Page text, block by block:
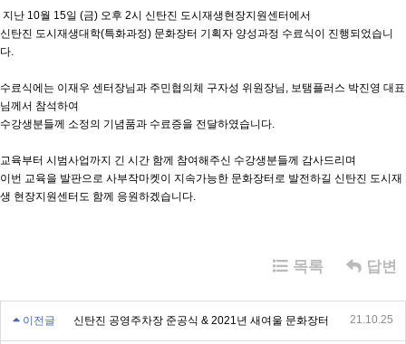
지난 10월 15일 (금) 오후 2시 신탄진 도시재생현장지원센터에서
신탄진 도시재생대학(특화과정) 문화장터 기획자 양성과정 수료식이 진행되었습니
다.
수료식에는 이재우 센터장님과 주민협의체 구자성 위원장님, 보탬플러스 박진영 대표
님께서 참석하여
수강생분들께 소정의 기념품과 수료증을 전달하였습니다.
교육부터 시범사업까지 긴 시간 함께 참여해주신 수강생분들께 감사드리며
이번 교육을 발판으로 사부작마켓이 지속가능한 문화장터로 발전하길 신탄진 도시재
생 현장지원센터도 함께 응원하겠습니다.
목록 답변
이전글 신탄진 공영주차장 준공식 & 2021년 새여울 문화장터 21.10.25